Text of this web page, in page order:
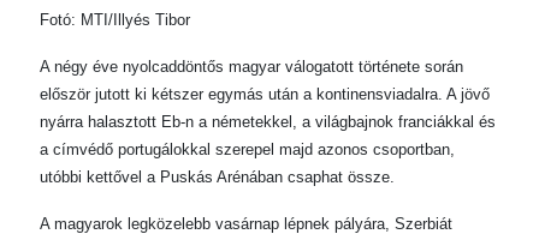
Fotó: MTI/Illyés Tibor
A négy éve nyolcaddöntős magyar válogatott története során
először jutott ki kétszer egymás után a kontinensviadalra. A jövő
nyárra halasztott Eb-n a németekkel, a világbajnok franciákkal és
a címvédő portugálokkal szerepel majd azonos csoportban,
utóbbi kettővel a Puskás Arénában csaphat össze.
A magyarok legközelebb vasárnap lépnek pályára, Szerbiát